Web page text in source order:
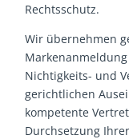
Rechtsschutz.
Wir übernehmen
Nichtigkeits- und
gerichtlichen
kompetente
Durchsetzung